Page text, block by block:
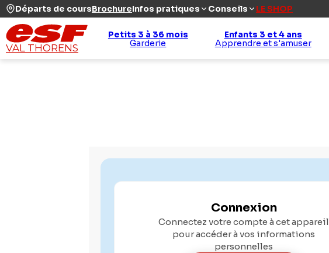
Brochure
Départs de cours Infos pratiques Conseils LE SHOP
VAL THORENS
Petits 3 à 36 mois
Garderie
Enfants 3 et 4 ans
Apprendre et s'amuser
Connexion
Connectez votre compte à cet appareil
pour accéder à vos informations
personnelles